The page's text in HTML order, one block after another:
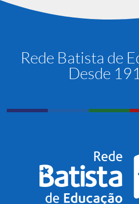
Rede Batista de
Desde